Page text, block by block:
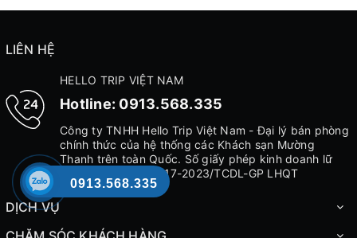
LIÊN HỆ
HELLO TRIP VIỆT NAM
Hotline: 0913.568.335
Công ty TNHH Hello Trip Việt Nam - Đại lý bán phòng
chính thức của hệ thống các Khách sạn Mường
Thanh trên toàn Quốc. Số giấy phép kinh doanh lữ
hành Quốc Tê 42-017-2023/TCDL-GP LHQT
DỊCH VỤ
0913.568.335